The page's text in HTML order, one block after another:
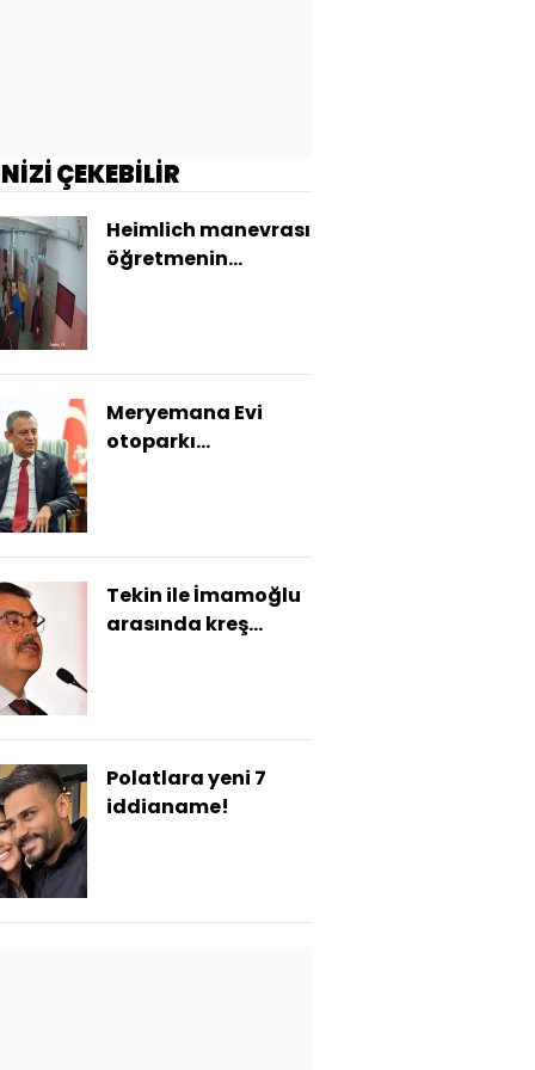
ÇEKEBİLİR
Heimlich manevrası
öğretmenin
Meryemana Evi
otoparkı
Tekin ile İmamoğlu
arasında kreş
Polatlara yeni 7
iddianame!